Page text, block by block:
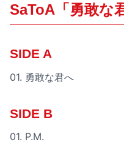
SaToA「勇敢な
SIDE A
01. 勇敢な君へ
SIDE B
01. P.M.